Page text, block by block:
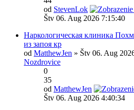
od StevenLok
Štv 06. Aug 2026 7:15:40
Наркологическая клиника
из запоя кр
od MatthewJen » Štv 06. Aug
Nozdrovice
0
35
od MatthewJen
Štv 06. Aug 2026 4:40:34